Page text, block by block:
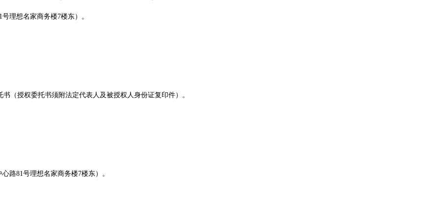
理想名家商务楼7楼东）。
（授权委托书须附法定代表人及被授权人身份证复印件）。
路81号理想名家商务楼7楼东）。